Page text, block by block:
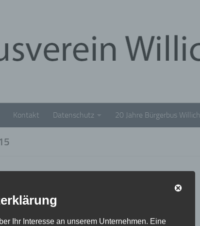
Kontakt Datenschutz 20 Jahre Bürgerbus Willich
2019
Ihr Interesse an unserem Unternehmen. Eine